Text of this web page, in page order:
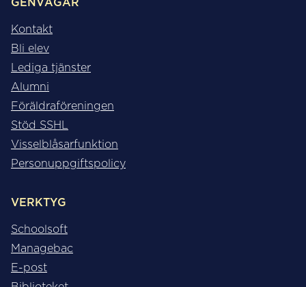
Kontakt
Bli elev
Lediga tjänster
Alumni
Föräldraföreningen
Stöd SSHL
Visselblåsarfunktion
Personuppgiftspolicy
VERKTYG
Schoolsoft
Managebac
E-post